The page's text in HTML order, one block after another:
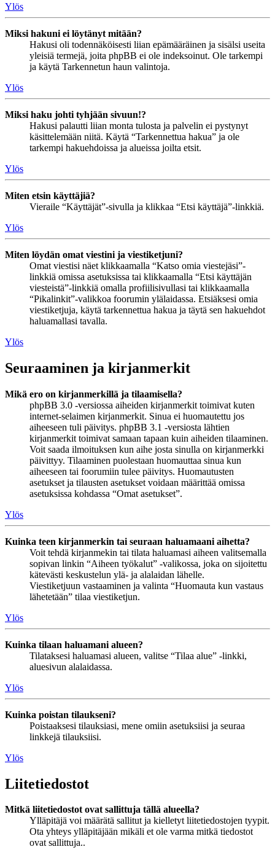
Ylös
Miksi hakuni ei löytänyt mitään?
Hakusi oli todennäköisesti liian epämääräinen ja sisälsi useita
yleisiä termejä, joita phpBB ei ole indeksoinut. Ole tarkempi
ja käytä Tarkennetun haun valintoja.
Ylös
Miksi haku johti tyhjään sivuun!?
Hakusi palautti liian monta tulosta ja palvelin ei pystynyt
käsittelemään niitä. Käytä “Tarkennettua hakua” ja ole
tarkempi hakuehdoissa ja alueissa joilta etsit.
Ylös
Miten etsin käyttäjiä?
Vieraile “Käyttäjät”-sivulla ja klikkaa “Etsi käyttäjä”-linkkiä.
Ylös
Miten löydän omat viestini ja viestiketjuni?
Omat viestisi näet klikkaamalla “Katso omia viestejäsi”-
linkkiä omissa asetuksissa tai klikkaamalla “Etsi käyttäjän
viesteistä”-linkkiä omalla profiilisivullasi tai klikkaamalla
“Pikalinkit”-valikkoa foorumin ylälaidassa. Etsiäksesi omia
viestiketjuja, käytä tarkennettua hakua ja täytä sen hakuehdot
haluamallasi tavalla.
Ylös
Seuraaminen ja kirjanmerkit
Mikä ero on kirjanmerkillä ja tilaamisella?
phpBB 3.0 -versiossa aiheiden kirjanmerkit toimivat kuten
internet-selaimen kirjanmerkit. Sinua ei huomautettu jos
aiheeseen tuli päivitys. phpBB 3.1 -versiosta lähtien
kirjanmerkit toimivat samaan tapaan kuin aiheiden tilaaminen.
Voit saada ilmoituksen kun aihe josta sinulla on kirjanmerkki
päivittyy. Tilaaminen puolestaan huomauttaa sinua kun
aiheeseen tai foorumiin tulee päivitys. Huomautusten
asetukset ja tilausten asetukset voidaan määrittää omissa
asetuksissa kohdassa “Omat asetukset”.
Ylös
Kuinka teen kirjanmerkin tai seuraan haluamaani aihetta?
Voit tehdä kirjanmekin tai tilata haluamasi aiheen valitsemalla
sopivan linkin “Aiheen työkalut” -valikossa, joka on sijoitettu
kätevästi keskustelun ylä- ja alalaidan lähelle.
Viestiketjuun vastaaminen ja valinta “Huomauta kun vastaus
lähetetään” tilaa viestiketjun.
Ylös
Kuinka tilaan haluamani alueen?
Tilataksesi haluamasi alueen, valitse “Tilaa alue” -linkki,
aluesivun alalaidassa.
Ylös
Kuinka poistan tilaukseni?
Poistaaksesi tilauksiasi, mene omiin asetuksiisi ja seuraa
linkkejä tilauksiisi.
Ylös
Liitetiedostot
Mitkä liitetiedostot ovat sallittuja tällä alueella?
Ylläpitäjä voi määrätä sallitut ja kielletyt liitetiedostojen tyypit.
Ota yhteys ylläpitäjään mikäli et ole varma mitkä tiedostot
ovat sallittuja..